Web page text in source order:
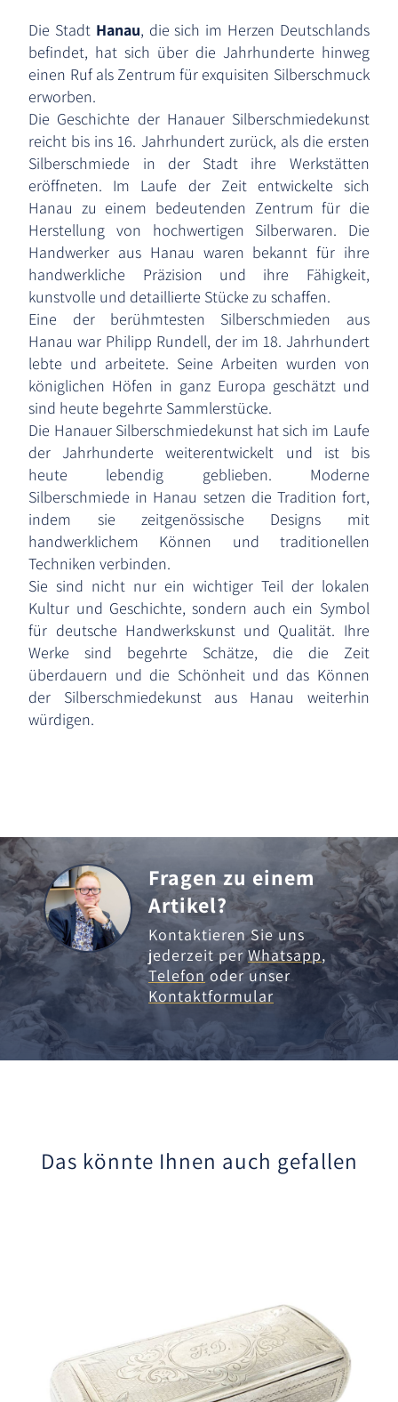
Die Stadt Hanau, die sich im Herzen Deutschlands
befindet, hat sich über die Jahrhunderte hinweg
einen Ruf als Zentrum für exquisiten Silberschmuck
erworben.
Die Geschichte der Hanauer Silberschmiedekunst
reicht bis ins 16. Jahrhundert zurück, als die ersten
Silberschmiede in der Stadt ihre Werkstätten
eröffneten. Im Laufe der Zeit entwickelte sich
Hanau zu einem bedeutenden Zentrum für die
Herstellung von hochwertigen Silberwaren. Die
Handwerker aus Hanau waren bekannt für ihre
handwerkliche Präzision und ihre Fähigkeit,
kunstvolle und detaillierte Stücke zu schaffen.
Eine der berühmtesten Silberschmieden aus
Hanau war Philipp Rundell, der im 18. Jahrhundert
lebte und arbeitete. Seine Arbeiten wurden von
königlichen Höfen in ganz Europa geschätzt und
sind heute begehrte Sammlerstücke.
Die Hanauer Silberschmiedekunst hat sich im Laufe
der Jahrhunderte weiterentwickelt und ist bis
heute lebendig geblieben. Moderne
Silberschmiede in Hanau setzen die Tradition fort,
indem sie zeitgenössische Designs mit
handwerklichem Können und traditionellen
Techniken verbinden.
Sie sind nicht nur ein wichtiger Teil der lokalen
Kultur und Geschichte, sondern auch ein Symbol
für deutsche Handwerkskunst und Qualität. Ihre
Werke sind begehrte Schätze, die die Zeit
überdauern und die Schönheit und das Können
der Silberschmiedekunst aus Hanau weiterhin
würdigen.
Fragen zu einem
Artikel?
Kontaktieren Sie uns
jederzeit perWhatsapp,
Telefonoder unser
Kontaktformular
Das könnte Ihnen auch gefallen